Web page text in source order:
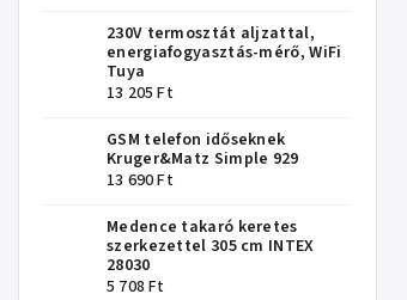
230V termosztát aljzattal,
energiafogyasztás-mérő, WiFi
Tuya
13 205 Ft
GSM telefon időseknek
Kruger&Matz Simple 929
13 690 Ft
Medence takaró keretes
szerkezettel 305 cm INTEX
28030
5 708 Ft